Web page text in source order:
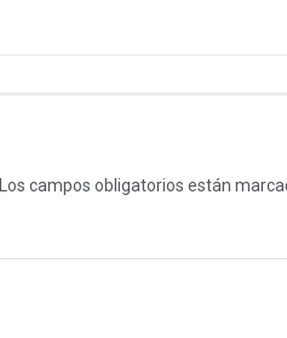
Los campos obligatorios están